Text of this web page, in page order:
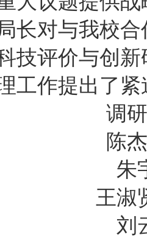
长对与我校
技评价与创
工作提出了
调
陈
朱
王淑
刘